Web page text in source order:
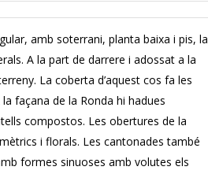
amb soterrani, planta baixa i pis, la
A la part de darrere i adossat a la
La coberta d’aquest cos fa les
façana de la Ronda hi hadues
compostos. Les obertures de la
i florals. Les cantonades també
formes sinuoses amb volutes els